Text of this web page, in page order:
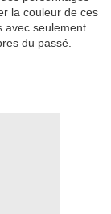
la couleur de ces
avec seulement
du passé.